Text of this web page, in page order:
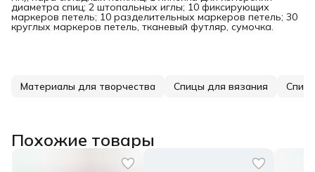
диаметра спиц; 2 штопальных иглы; 10 фиксирующих
маркеров петель; 10 разделительных маркеров петель; 30
круглых маркеров петель, тканевый футляр, сумочка.
Материалы для творчества Спицы для вязания
Похожие товары